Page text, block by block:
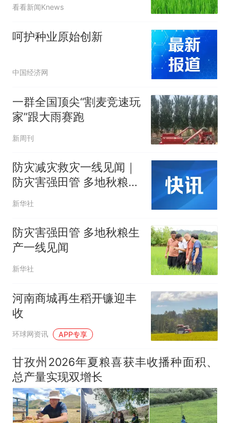
看看新闻Knews
呵护种业原始创新
中国经济网
一群全国顶尖“割麦竞速玩
家”跟大雨赛跑
新周刊
防灾减灾救灾一线见闻｜
防灾害强田管 多地秋粮生
产一线见闻
新华社
防灾害强田管 多地秋粮生
产一线见闻
新华社
河南商城再生稻开镰迎丰
收
环球网资讯 APP专享
甘孜州2026年夏粮喜获丰收播种面积、
总产量实现双增长